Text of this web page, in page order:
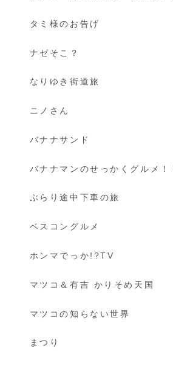
タミ様のお告げ
ナゼそこ？
なりゆき街道旅
ニノさん
バナナサンド
バナナマンのせっかくグルメ！
ぶらり途中下車の旅
ベスコングルメ
ホンマでっか!?TV
マツコ＆有吉 かりそめ天国
マツコの知らない世界
まつり